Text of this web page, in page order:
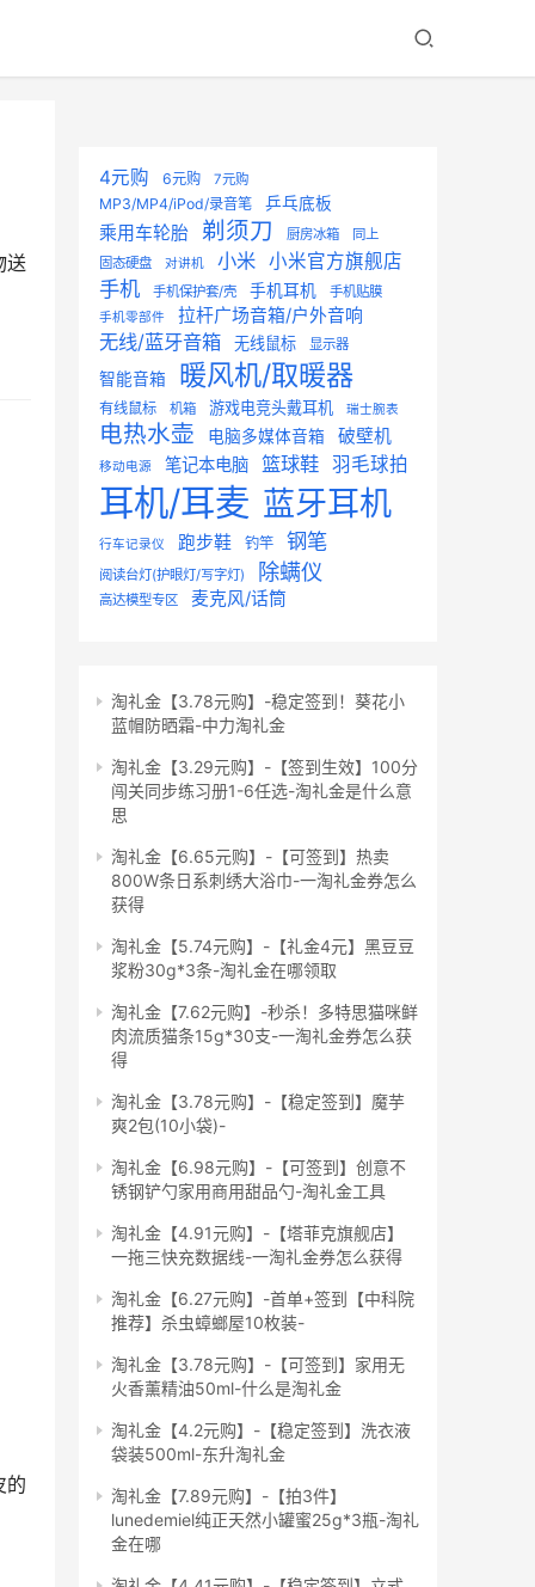
送
的
4元购 6元购 7元购
MP3/MP4/iPod/录音笔 乒乓底板
乘用车轮胎 剃须刀 厨房冰箱
同上
固态硬盘
对讲机 小米 小米官方旗舰店
手机 手机保护套/壳 手机耳机 手机贴膜
手机零部件 拉杆广场音箱/户外音响
无线/蓝牙音箱 无线鼠标 显示器
智能音箱 暖风机/取暖器
有线鼠标 机箱 游戏电竞头戴耳机 瑞士腕表
电热水壶 电脑多媒体音箱 破壁机
移动电源 笔记本电脑 篮球鞋 羽毛球拍
耳机/耳麦 蓝牙耳机
行车记录仪 跑步鞋 钓竿 钢笔
阅读台灯(护眼灯/写字灯) 除螨仪
高达模型专区 麦克风/话筒
淘礼金【3.78元购】-稳定签到！葵花小
蓝帽防晒霜-中力淘礼金
淘礼金【3.29元购】-【签到生效】100分
闯关同步练习册1-6任选-淘礼金是什么意
思
淘礼金【6.65元购】-【可签到】热卖
800W条日系刺绣大浴巾-一淘礼金券怎么
获得
淘礼金【5.74元购】-【礼金4元】黑豆豆
浆粉30g*3条-淘礼金在哪领取
淘礼金【7.62元购】-秒杀！多特思猫咪鲜
肉流质猫条15g*30支-一淘礼金券怎么获
得
淘礼金【3.78元购】-【稳定签到】魔芋
爽2包(10小袋)-
淘礼金【6.98元购】-【可签到】创意不
锈钢铲勺家用商用甜品勺-淘礼金工具
淘礼金【4.91元购】-【塔菲克旗舰店】
一拖三快充数据线-一淘礼金券怎么获得
淘礼金【6.27元购】-首单+签到【中科院
推荐】杀虫蟑螂屋10枚装-
淘礼金【3.78元购】-【可签到】家用无
火香薰精油50ml-什么是淘礼金
淘礼金【4.2元购】-【稳定签到】洗衣液
袋装500ml-东升淘礼金
淘礼金【7.89元购】-【拍3件】
lunedemiel纯正天然小罐蜜25g*3瓶-淘礼
金在哪